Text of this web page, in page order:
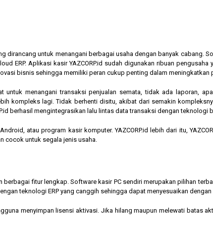
dirancang untuk menangani berbagai usaha dengan banyak cabang.
ERP. Aplikasi kasir YAZCORP.id sudah digunakan ribuan pengusaha
bisnis sehingga memiliki peran cukup penting dalam meningkatkan
menangani transaksi penjualan semata, tidak ada laporan,
kompleks lagi. Tidak berhenti disitu, akibat dari semakin
berhasil mengintegrasikan lalu lintas data transaksi dengan teknologi
atau program kasir komputer. YAZCORP.id lebih dari itu,
cocok untuk segala jenis usaha.
berbagai fitur lengkap. Software kasir PC sendiri merupakan pilihan
teknologi ERP yang canggih sehingga dapat menyesuaikan
menyimpan lisensi aktivasi. Jika hilang maupun melewati batas